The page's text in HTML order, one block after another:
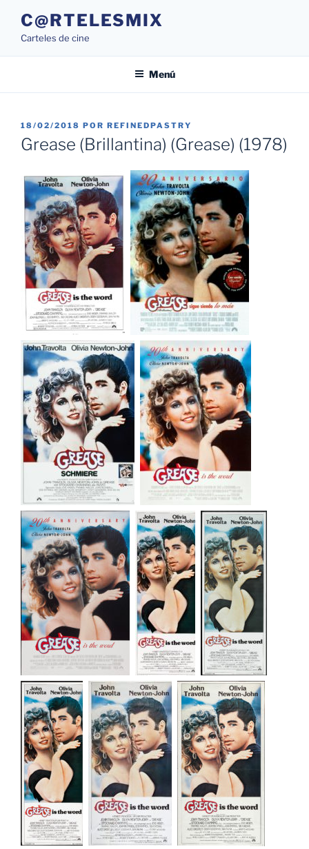
contenido
C@RTELESMIX
Carteles de cine
Menú
PUBLICADO
EL
18/02/2018 POR REFINEDPASTRY
Grease (Brillantina) (Grease) (1978)